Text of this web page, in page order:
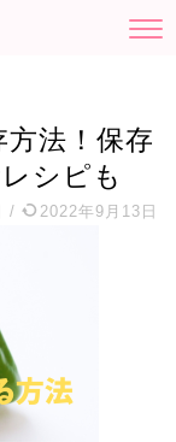
法！保存
シピも
/ 2022年9月13日